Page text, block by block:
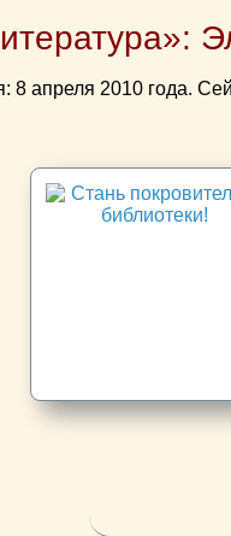
8 апреля 2010 года.